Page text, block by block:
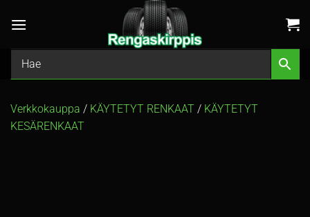
Verkkokauppa / KÄYTETYT RENKAAT / KÄYTETYT
KESÄRENKAAT